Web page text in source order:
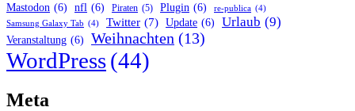
Mastodon (6) nfl (6) Piraten (5) Plugin (6) re-publica (4)
Samsung Galaxy Tab (4) Twitter (7) Update (6) Urlaub (9)
Veranstaltung (6) Weihnachten (13)
WordPress(44)
Meta